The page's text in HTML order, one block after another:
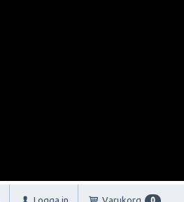
Logga in Varukorg